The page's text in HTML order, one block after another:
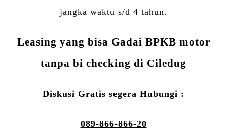
jangka waktu s/d 4 tahun.
Leasing yang bisa Gadai BPKB motor
tanpa bi checking di Ciledug
Diskusi Gratis segera Hubungi :
089-866-866-20